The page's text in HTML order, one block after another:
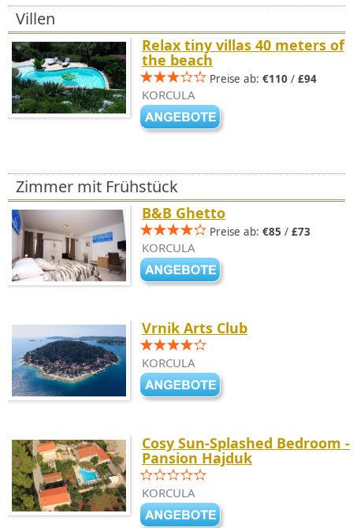
Villen
Relax tiny villas 40 meters of
the beach
Preise ab: €110 / £94
KORCULA
Zimmer mit Frühstück
B&B Ghetto
Preise ab: €85 / £73
KORCULA
Vrnik Arts Club
KORCULA
Cosy Sun-Splashed Bedroom -
Pansion Hajduk
KORCULA